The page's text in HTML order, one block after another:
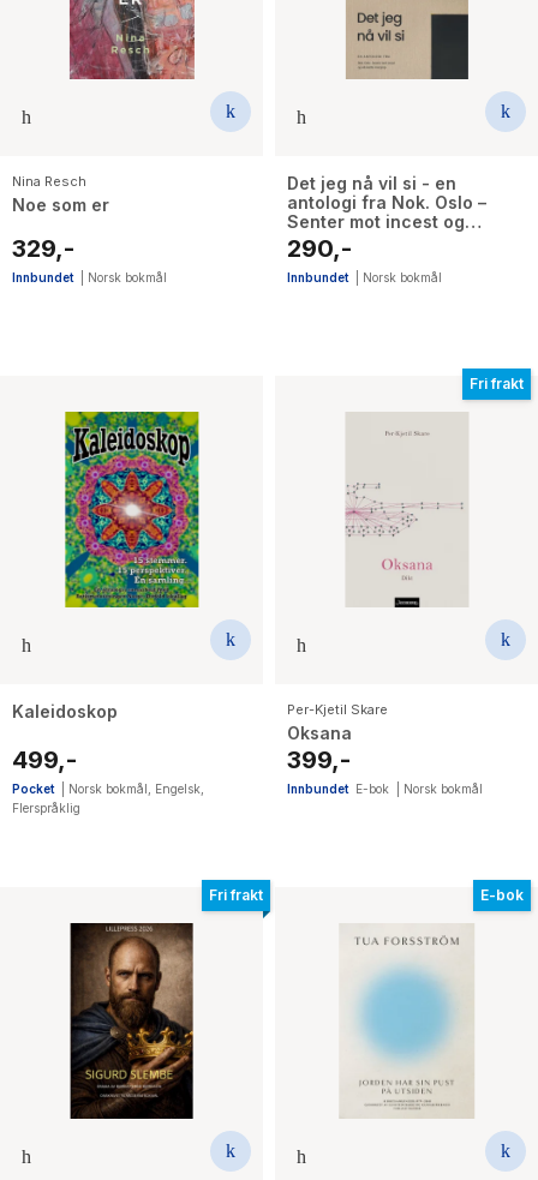
Nina Resch
Noe som er
329,-
Innbundet Norsk bokmål
Det jeg nå vil si - en
antologi fra Nok. Oslo –
Senter mot incest og
seksuelle overgrep
290,-
Innbundet Norsk bokmål
Kaleidoskop
499,-
Pocket Norsk bokmål Engelsk
Flerspråklig
Fri frakt
Per-Kjetil Skare
Oksana
399,-
Innbundet E-bok Norsk bokmål
Fri frakt E-bok